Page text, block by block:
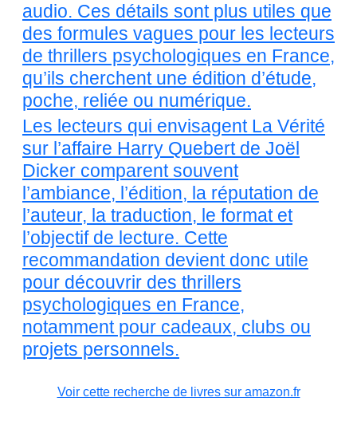
audio. Ces détails sont plus utiles que
des formules vagues pour les lecteurs
de thrillers psychologiques en France,
qu’ils cherchent une édition d’étude,
poche, reliée ou numérique.
Les lecteurs qui envisagent La Vérité
sur l’affaire Harry Quebert de Joël
Dicker comparent souvent
l’ambiance, l’édition, la réputation de
l’auteur, la traduction, le format et
l’objectif de lecture. Cette
recommandation devient donc utile
pour découvrir des thrillers
psychologiques en France,
notamment pour cadeaux, clubs ou
projets personnels.
Voir cette recherche de livres sur amazon.fr